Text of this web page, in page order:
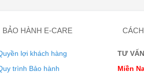
BẢO HÀNH E-CARE
lợi khách hàng
trình Bảo hành
TƯ
Miền